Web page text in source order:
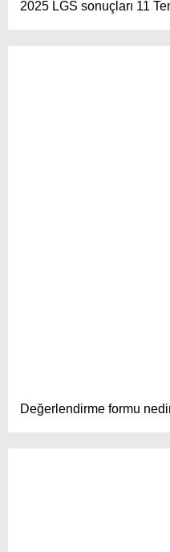
2025 LGS sonuçları 11
Değerlendirme formu